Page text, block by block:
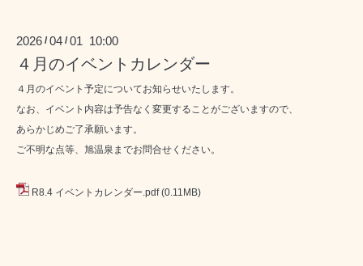
2026 /04 /01 10:00
４月のイベントカレンダー
４月のイベント予定についてお知らせいたします。
なお、イベント内容は予告なく変更することがございますので、
あらかじめご了承願います。
ご不明な点等、旭温泉までお問合せください。
R8.4 イベントカレンダー.pdf (0.11MB)